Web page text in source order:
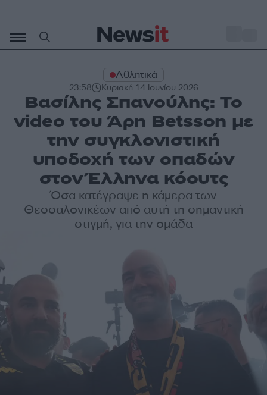
περιεχόμενο
Αθλητικά
23:58 Κυριακή 14 Ιουνίου 2026
Βασίλης Σπανούλης: Το
video του Άρη Betsson με
την συγκλονιστική
υποδοχή των οπαδών
στον Έλληνα κόουτς
Όσα κατέγραψε η κάμερα των
Θεσσαλονικέων από αυτή τη σημαντική
στιγμή, για την ομάδα